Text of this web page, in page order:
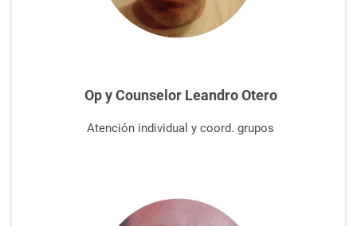
Op y Counselor Leandro Otero
Atención individual y coord. grupos